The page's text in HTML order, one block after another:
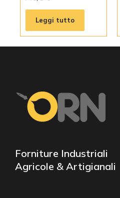
Leggi tutto
Forniture Industriali
Agricole & Artigianali